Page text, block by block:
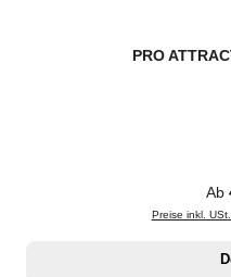
PRO
Ab
Preise inkl.